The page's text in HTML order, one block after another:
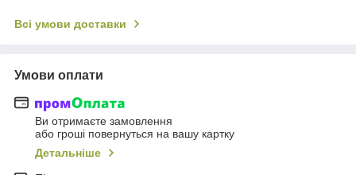
Всі умови доставки
Умови оплати
Ви отримаєте замовлення
або гроші повернуться на вашу картку
Детальніше